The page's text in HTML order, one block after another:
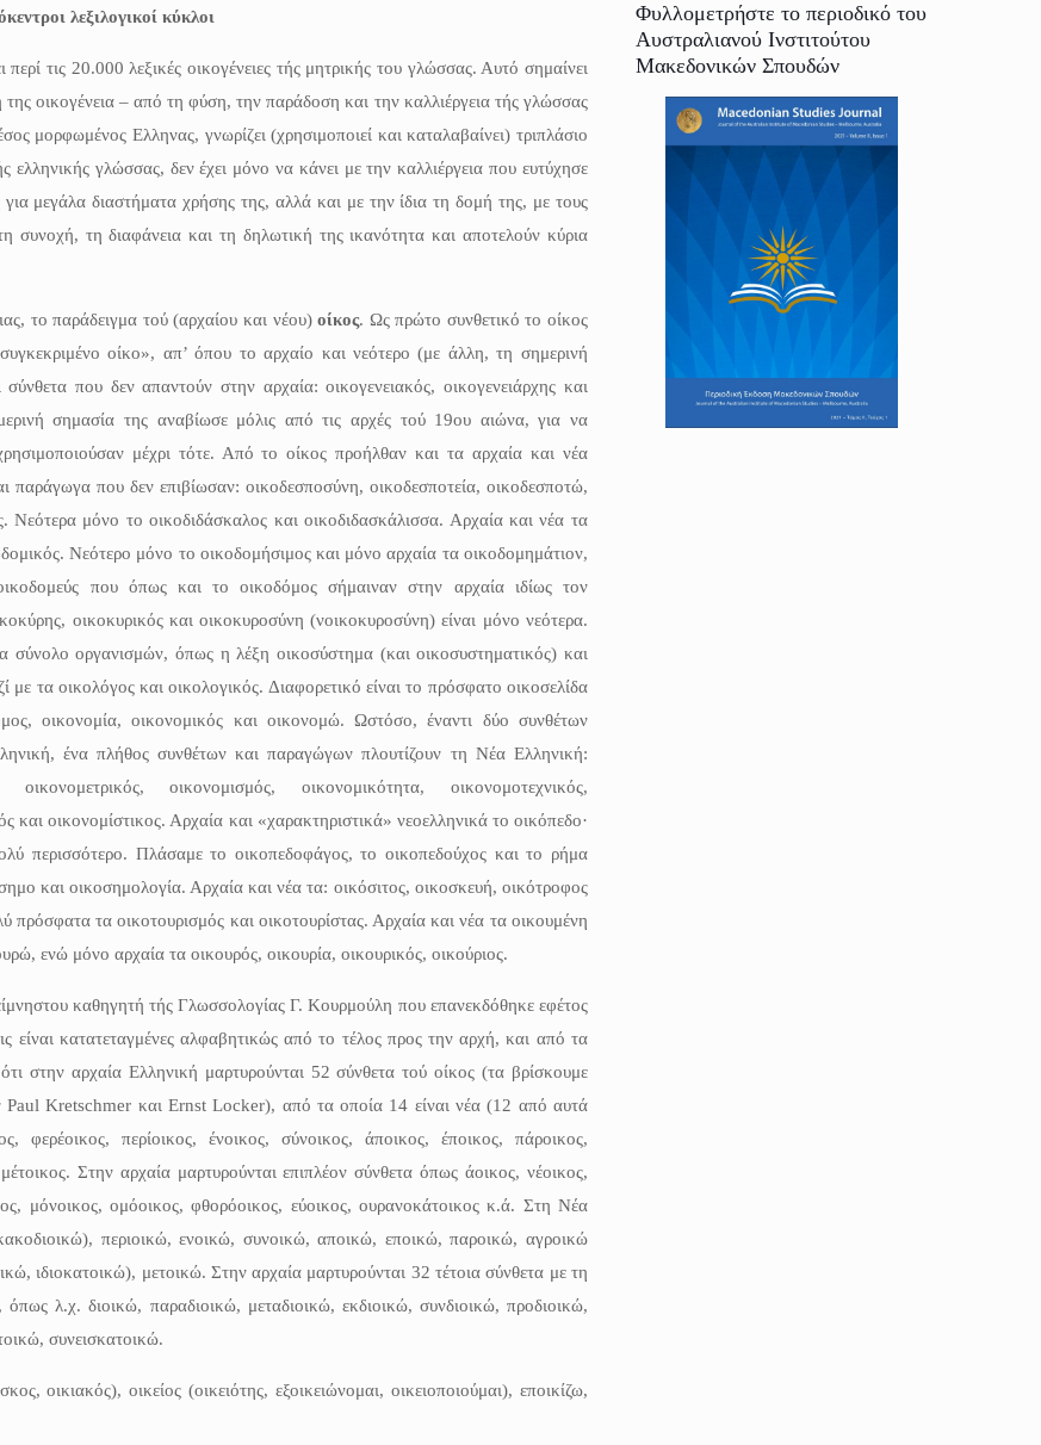
λεξιλογικοί κύκλοι
τις 20.000 λεξικές οικογένειες τής μητρικής του γλώσσας. Αυτό σημαίνει
οικογένεια – από τη φύση, την παράδοση και την καλλιέργεια τής γλώσσας
μορφωμένος Ελληνας, γνωρίζει (χρησιμοποιεί και καταλαβαίνει) τριπλάσιο
γλώσσας, δεν έχει μόνο να κάνει με την καλλιέργεια που ευτύχησε
μεγάλα διαστήματα χρήσης της, αλλά και με την ίδια τη δομή της, με τους
τη διαφάνεια και τη δηλωτική της ικανότητα και αποτελούν κύρια
το παράδειγμα τού (αρχαίου και νέου)οίκος. Ως πρώτο συνθετικό το οίκος
οίκο», απ’ όπου το αρχαίο και νεότερο (με άλλη, τη σημερινή
που δεν απαντούν στην αρχαία: οικογενειακός, οικογενειάρχης και
σημασία της αναβίωσε μόλις από τις αρχές τού 19ου αιώνα, για να
μέχρι τότε. Από το οίκος προήλθαν και τα αρχαία και νέα
παράγωγα που δεν επιβίωσαν: οικοδεσποσύνη, οικοδεσποτεία, οικοδεσποτώ,
Νεότερα μόνο το οικοδιδάσκαλος και οικοδιδασκάλισσα. Αρχαία και νέα τα
Νεότερο μόνο το οικοδομήσιμος και μόνο αρχαία τα οικοδομημάτιον,
που όπως και το οικοδόμος σήμαιναν στην αρχαία ιδίως τον
οικοκυρικός και οικοκυροσύνη (νοικοκυροσύνη) είναι μόνο νεότερα.
οργανισμών, όπως η λέξη οικοσύστημα (και οικοσυστηματικός) και
τα οικολόγος και οικολογικός. Διαφορετικό είναι το πρόσφατο οικοσελίδα
οικονομία, οικονομικός και οικονομώ. Ωστόσο, έναντι δύο συνθέτων
ένα πλήθος συνθέτων και παραγώγων πλουτίζουν τη Νέα Ελληνική:
οικονομισμός, οικονομικότητα, οικονομοτεχνικός,
και οικονομίστικος. Αρχαία και «χαρακτηριστικά» νεοελληνικά το οικόπεδο·
περισσότερο. Πλάσαμε το οικοπεδοφάγος, το οικοπεδούχος και το ρήμα
και οικοσημολογία. Αρχαία και νέα τα: οικόσιτος, οικοσκευή, οικότροφος
τα οικοτουρισμός και οικοτουρίστας. Αρχαία και νέα τα οικουμένη
ενώ μόνο αρχαία τα οικουρός, οικουρία, οικουρικός, οικούριος.
καθηγητή τής Γλωσσολογίας Γ. Κουρμούλη που επανεκδόθηκε εφέτος
είναι κατατεταγμένες αλφαβητικώς από το τέλος προς την αρχή, και από τα
στην αρχαία Ελληνική μαρτυρούνται 52 σύνθετα τού οίκος (τα βρίσκουμε
Paul Kretschmer και Ernst Locker), από τα οποία 14 είναι νέα (12 από αυτά
φερέοικος, περίοικος, ένοικος, σύνοικος, άποικος, έποικος, πάροικος,
Στην αρχαία μαρτυρούνται επιπλέον σύνθετα όπως άοικος, νέοικος,
μόνοικος, ομόοικος, φθορόοικος, εύοικος, ουρανοκάτοικος κ.ά. Στη Νέα
περιοικώ, ενοικώ, συνοικώ, αποικώ, εποικώ, παροικώ, αγροικώ
ιδιοκατοικώ), μετοικώ. Στην αρχαία μαρτυρούνται 32 τέτοια σύνθετα με τη
λ.χ. διοικώ, παραδιοικώ, μεταδιοικώ, εκδιοικώ, συνδιοικώ, προδιοικώ,
συνεισκατοικώ.
οικιακός), οικείος (οικειότης, εξοικειώνομαι, οικειοποιούμαι), εποικίζω,
Φυλλομετρήστε το περιοδικό του
Αυστραλιανού Ινστιτούτου
Μακεδονικών Σπουδών